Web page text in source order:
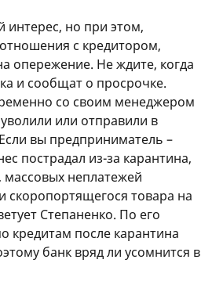
интерес, но при этом,
с кредитором,
опережение. Не ждите, когда
и сообщат о просрочке.
со своим менеджером
или отправили в
вы предприниматель –
пострадал из-за карантина,
массовых неплатежей
скоропортящегося товара на
Степаненко. По его
кредитам после карантина
банк вряд ли усомнится в